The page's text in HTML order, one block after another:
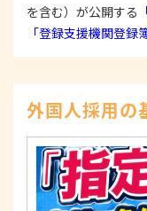
3. 苦情および相
本人からの苦情
示、訂正、削除
を求められたと
4. 法令・指針・
適正な個人情報
いに関する法令
範を遵守します
を含む）が公開する
「登録支援機関登録簿
外国人採用の